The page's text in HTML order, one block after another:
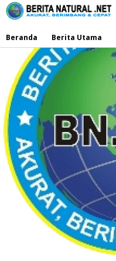
Lewati
ke
Beranda
Berita Utama